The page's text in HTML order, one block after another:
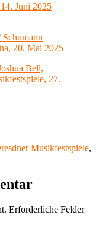
Juni 2025
20. Mai 2025
Bell,
27.
Musikfestspiele,
Erforderliche Felder